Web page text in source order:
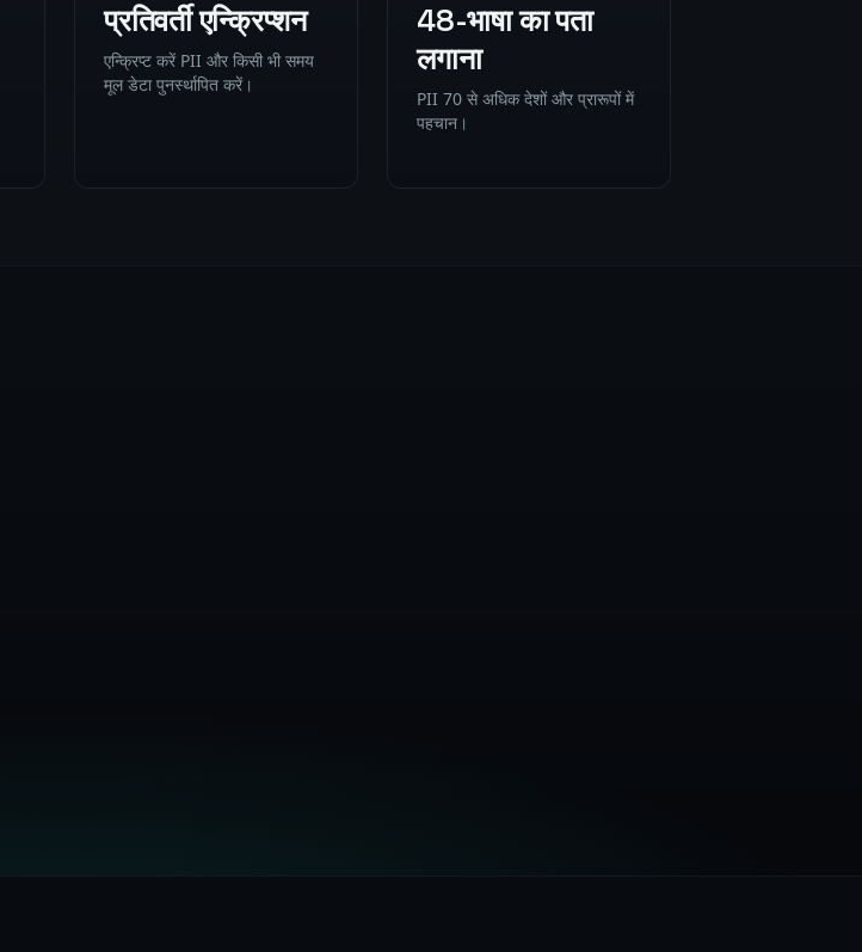
प्रतिवर्ती एन्क्रिप्शन
एन्क्रिप्ट करें PII और किसी भी समय
मूल डेटा पुनर्स्थापित करें।
48-भाषा का पता
लगाना
PII 70 से अधिक देशों और प्रारूपों में
पहचान।